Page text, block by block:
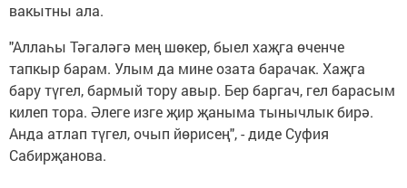
вакытны ала.
"Аллаһы Тәгаләгә мең шөкер, быел хаҗга өченче
тапкыр барам. Улым да мине озата барачак. Хаҗга
бару түгел, бармый тору авыр. Бер баргач, гел барасым
килеп тора. Әлеге изге җир җаныма тынычлык бирә.
Анда атлап түгел, очып йөрисең", - диде Суфия
Сабирҗанова.